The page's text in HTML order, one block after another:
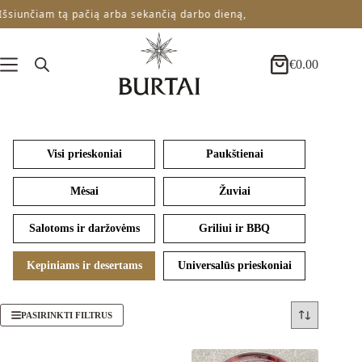
to
tą pačią arba sekančią darbo dieną,
Krepšelis
€0.00
Visi prieskoniai Paukštienai
Mėsai Žuviai
Salotoms ir daržovėms Griliui ir BBQ
Kepiniams ir desertams Universalūs prieskoniai
PASIRINKTI FILTRUS